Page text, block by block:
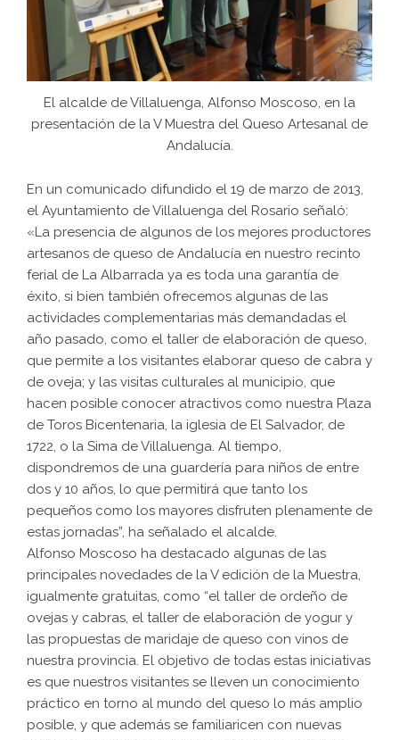
El alcalde de Villaluenga, Alfonso Moscoso, en la
presentación de la V Muestra del Queso Artesanal de
Andalucía.
En un comunicado difundido el 19 de marzo de 2013,
el Ayuntamiento de Villaluenga del Rosario señaló:
«La presencia de algunos de los mejores productores
artesanos de queso de Andalucía en nuestro recinto
ferial de La Albarrada ya es toda una garantía de
éxito, si bien también ofrecemos algunas de las
actividades complementarias más demandadas el
año pasado, como el taller de elaboración de queso,
que permite a los visitantes elaborar queso de cabra y
de oveja; y las visitas culturales al municipio, que
hacen posible conocer atractivos como nuestra Plaza
de Toros Bicentenaria, la iglesia de El Salvador, de
1722, o la Sima de Villaluenga. Al tiempo,
dispondremos de una guardería para niños de entre
dos y 10 años, lo que permitirá que tanto los
pequeños como los mayores disfruten plenamente de
estas jornadas”, ha señalado el alcalde.
Alfonso Moscoso ha destacado algunas de las
principales novedades de la V edición de la Muestra,
igualmente gratuitas, como “el taller de ordeño de
ovejas y cabras, el taller de elaboración de yogur y
las propuestas de maridaje de queso con vinos de
nuestra provincia. El objetivo de todas estas iniciativas
es que nuestros visitantes se lleven un conocimiento
práctico en torno al mundo del queso lo más amplio
posible, y que además se familiaricen con nuevas